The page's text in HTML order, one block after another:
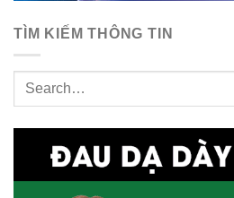
TÌM KIẾM THÔNG TIN